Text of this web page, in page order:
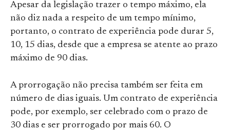
Apesar da legislação trazer o tempo máximo, ela
não diz nada a respeito de um tempo mínimo,
portanto, o contrato de experiência pode durar 5,
10, 15 dias, desde que a empresa se atente ao prazo
máximo de 90 dias.
A prorrogação não precisa também ser feita em
número de dias iguais. Um contrato de experiência
pode, por exemplo, ser celebrado com o prazo de
30 dias e ser prorrogado por mais 60. O